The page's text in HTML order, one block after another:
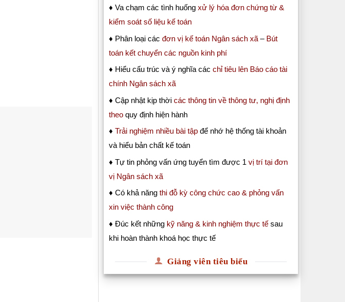
♦ Va chạm các tình huống xử lý hóa đơn chứng từ &
kiểm soát số liệu kế toán
♦ Phân loại các đơn vị kế toán Ngân sách xã – Bút
toán kết chuyển các nguồn kinh phí
♦ Hiểu cấu trúc và ý nghĩa các chỉ tiêu lên Báo cáo tài
chính Ngân sách xã
♦ Cập nhật kịp thời các thông tin về thông tư, nghị định
theo quy định hiện hành
♦ Trải nghiệm nhiều bài tập để nhớ hệ thống tài khoản
và hiểu bản chất kế toán
♦ Tự tin phỏng vấn ứng tuyển tìm được 1 vị trí tại đơn
vị Ngân sách xã
♦ Có khả năng thi đỗ kỳ công chức cao & phỏng vấn
xin việc thành công
♦ Đúc kết những kỹ năng & kinh nghiệm thực tế sau
khi hoàn thành khoá học thực tế
Giảng viên tiêu biểu